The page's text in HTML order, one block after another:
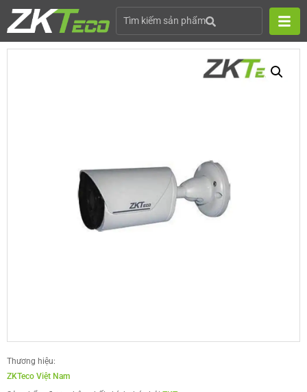
Tìm kiếm sản phẩm
Thương hiệu:
ZKTeco Việt Nam